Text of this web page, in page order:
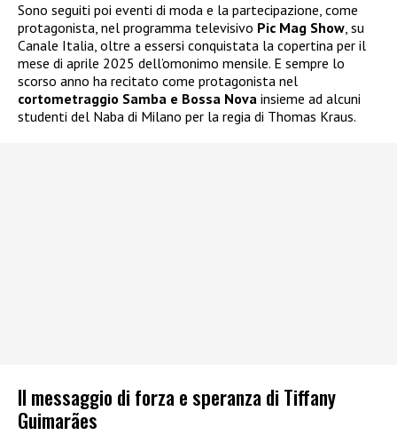
Sono seguiti poi eventi di moda e la partecipazione, come
protagonista, nel programma televisivo Pic Mag Show, su
Canale Italia, oltre a essersi conquistata la copertina per il
mese di aprile 2025 dell’omonimo mensile. E sempre lo
scorso anno ha recitato come protagonista nel
cortometraggio Samba e Bossa Nova insieme ad alcuni
studenti del Naba di Milano per la regia di Thomas Kraus.
Il messaggio di forza e speranza di Tiffany
Guimarães